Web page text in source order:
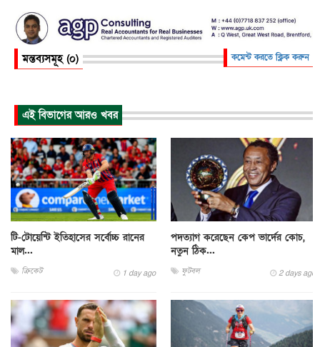
মন্তব্যসমূহ (০) কমেন্ট করতে ক্লিক করুন
এই বিভাগের আরও খবর
টি-টোয়েন্টি ইতিহাসের সর্বোচ্চ রানের
মাল...
ক্রিকেট 1 day ago
পদত্যাগ করেছেন কেপ ভার্দের কোচ,
নতুন ঠিক...
ফুটবল 2 days ago